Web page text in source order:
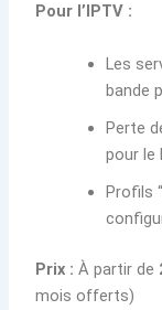
Pour l’IPTV :
Les
bande
Perte
pour le
Profils
Prix : À partir de
mois offerts)